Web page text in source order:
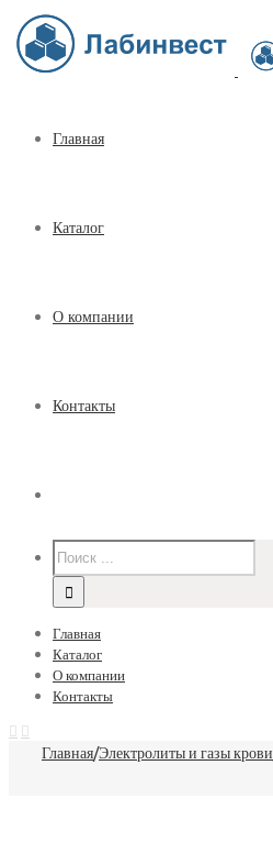
Главная
Каталог
О компании
Контакты
Главная
Каталог
О компании
Контакты
Главная/Электролиты и газы крови